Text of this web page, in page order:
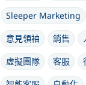
Sleeper Marketing
意見領袖
銷售
虛擬團隊
客服